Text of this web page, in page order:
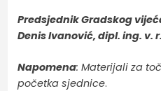
Predsjednik Gradskog
Denis Ivanović, dipl. ing. v. r.
Napomena: Materijali za
početka sjednice.